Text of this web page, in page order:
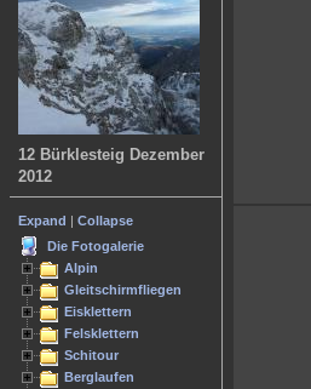
12 Bürklesteig Dezember
2012
Expand
Collapse
Die Fotogalerie
Alpin
Gleitschirmfliegen
Eisklettern
Felsklettern
Schitour
Berglaufen